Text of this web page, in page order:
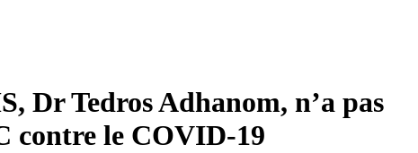
Dr Tedros Adhanom, n’a pas
contre le COVID-19